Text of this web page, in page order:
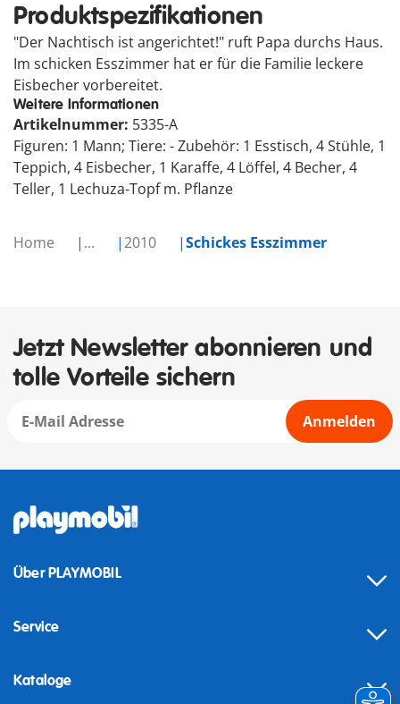
Home ... 2010 Schickes Esszimmer
Produktspezifikationen
"Der Nachtisch ist angerichtet!" ruft Papa durchs Haus.
Im schicken Esszimmer hat er für die Familie leckere
Eisbecher vorbereitet.
Weitere Informationen
Artikelnummer: 5335-A
Figuren: 1 Mann; Tiere: - Zubehör: 1 Esstisch, 4 Stühle, 1
Teppich, 4 Eisbecher, 1 Karaffe, 4 Löffel, 4 Becher, 4
Teller, 1 Lechuza-Topf m. Pflanze
Jetzt Newsletter abonnieren und
tolle Vorteile sichern
Anmelden
Über PLAYMOBIL
Service
Kataloge